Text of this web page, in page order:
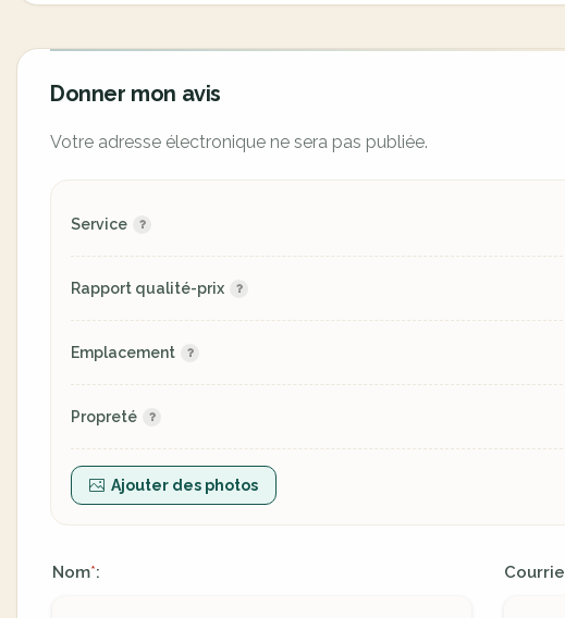
Donner mon avis
Votre adresse électronique ne sera pas publiée.
Service
Rapport qualité-prix
Emplacement
Propreté
Ajouter des photos
Nom*: